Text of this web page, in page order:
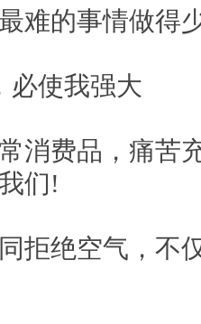
难的事情做得
必使我强大
消费品，痛苦
们!
拒绝空气，不